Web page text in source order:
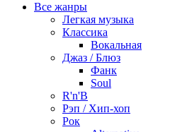
Все жанры
Легкая музыка
Классика
Вокальная
Джаз / Блюз
Фанк
Soul
R'n'B
Рэп / Хип-хоп
Рок